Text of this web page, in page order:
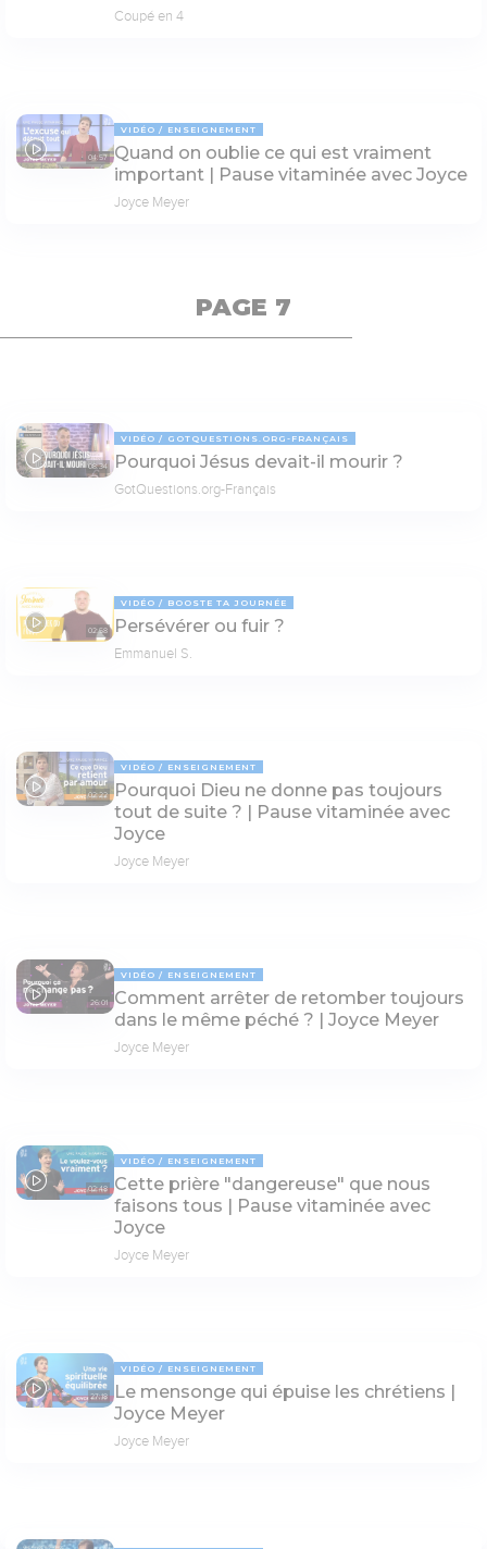
Coupé en 4
04:57
VIDÉO ENSEIGNEMENT
Quand on oublie ce qui est vraiment
important | Pause vitaminée avec Joyce
Joyce Meyer
PAGE 7
08:34
VIDÉO GOTQUESTIONS.ORG-FRANÇAIS
Pourquoi Jésus devait-il mourir ?
GotQuestions.org-Français
02:58
VIDÉO BOOSTE TA JOURNÉE
Persévérer ou fuir ?
Emmanuel S.
02:22
VIDÉO ENSEIGNEMENT
Pourquoi Dieu ne donne pas toujours
tout de suite ? | Pause vitaminée avec
Joyce
Joyce Meyer
26:01
VIDÉO ENSEIGNEMENT
Comment arrêter de retomber toujours
dans le même péché ? | Joyce Meyer
Joyce Meyer
02:48
VIDÉO ENSEIGNEMENT
Cette prière "dangereuse" que nous
faisons tous | Pause vitaminée avec
Joyce
Joyce Meyer
27:18
VIDÉO ENSEIGNEMENT
Le mensonge qui épuise les chrétiens |
Joyce Meyer
Joyce Meyer